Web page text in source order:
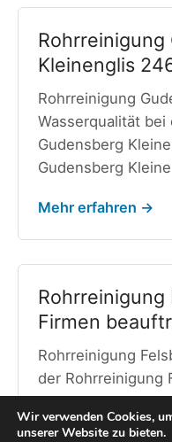
Rohrreinigung
Kleinenglis
Rohrreinigung
Wasserqualität bei
Gudensberg
Gudensberg
Mehr erfahren →
Rohrreinigung
Firmen
Rohrreinigung
der Rohrreinigung
Felsberg Das
Wir verwenden Cookies,
unserer Website zu bieten.